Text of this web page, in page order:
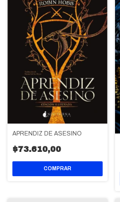
APRENDIZ DE ASESINO
$73.610,00